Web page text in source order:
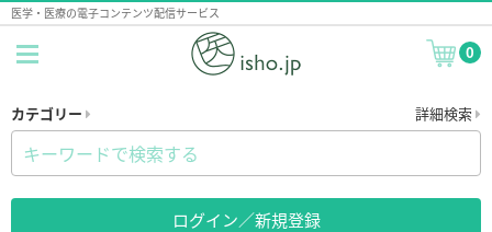
医学・医療の電子コンテンツ配信サービス
0
カテゴリー 詳細検索
ログイン／新規登録